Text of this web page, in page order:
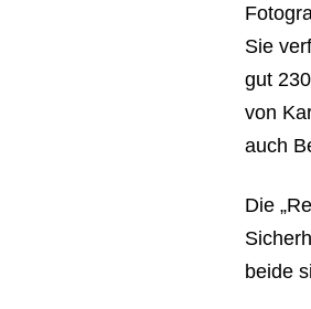
Sie
gut
von
auch
Die
beide